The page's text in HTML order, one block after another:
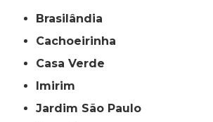
Brasilândia
Cachoeirinha
Casa Verde
Imirim
Jardim São Paulo